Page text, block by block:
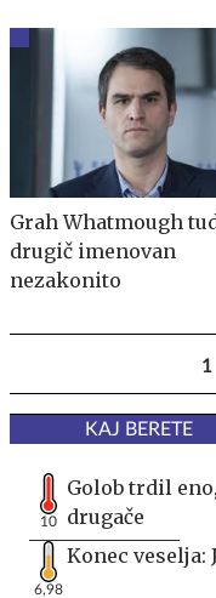
Grah Whatmough
drugič imenovan
nezakonito
1
KAJ BERETE
10
Golob trdil
drugače
6,98
Konec